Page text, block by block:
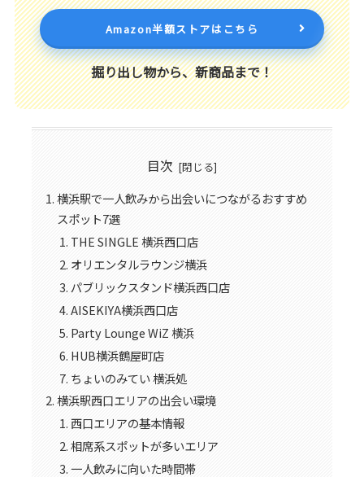
Amazon半額ストアはこちら
掘り出し物から、新商品まで！
目次
横浜駅で一人飲みから出会いにつながるおすすめ
スポット7選
THE SINGLE 横浜西口店
オリエンタルラウンジ横浜
パブリックスタンド横浜西口店
AISEKIYA横浜西口店
Party Lounge WiZ 横浜
HUB横浜鶴屋町店
ちょいのみてい 横浜処
横浜駅西口エリアの出会い環境
西口エリアの基本情報
相席系スポットが多いエリア
一人飲みに向いた時間帯